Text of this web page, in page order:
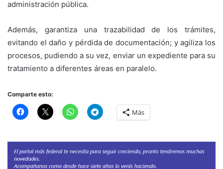
administración pública.
Además, garantiza una trazabilidad de los trámites,
evitando el daño y pérdida de documentación; y agiliza los
procesos, pudiendo a su vez, enviar un expediente para su
tratamiento a diferentes áreas en paralelo.
Comparte esto:
Más